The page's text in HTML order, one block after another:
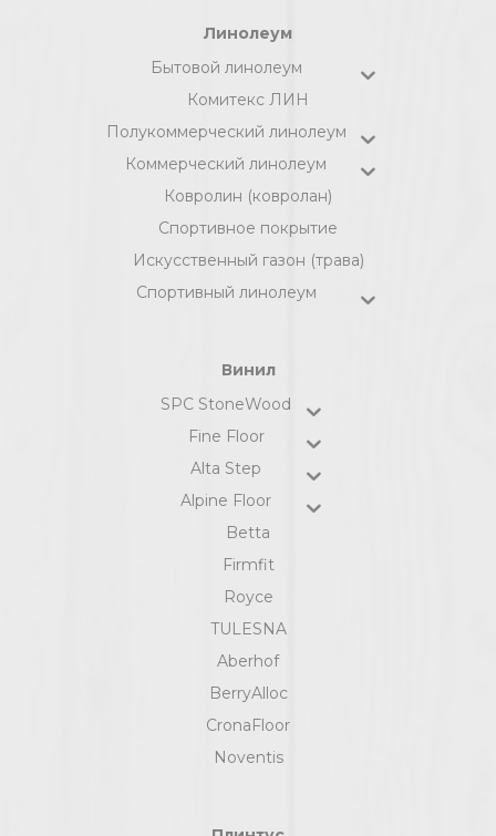
Линолеум
Бытовой линолеум
Комитекс ЛИН
Полукоммерческий линолеум
Коммерческий линолеум
Ковролин (ковролан)
Спортивное покрытие
Искусственный газон (трава)
Спортивный линолеум
Винил
SPC StoneWood
Fine Floor
Alta Step
Alpine Floor
Betta
Firmfit
Royce
TULESNA
Aberhof
BerryAlloc
CronaFloor
Noventis